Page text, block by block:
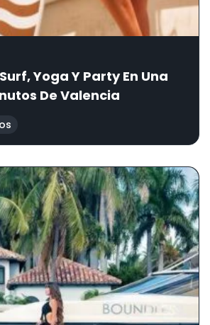
Surf, Yoga Y Party En Una
De Valencia